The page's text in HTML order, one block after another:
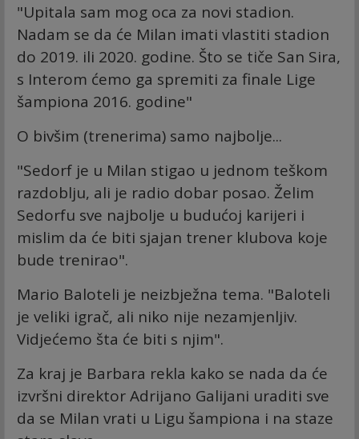
"Upitala sam mog oca za novi stadion.
Nadam se da će Milan imati vlastiti stadion
do 2019. ili 2020. godine. Što se tiče San Sira,
s Interom ćemo ga spremiti za finale Lige
šampiona 2016. godine"
O bivšim (trenerima) samo najbolje...
"Sedorf je u Milan stigao u jednom teškom
razdoblju, ali je radio dobar posao. Želim
Sedorfu sve najbolje u budućoj karijeri i
mislim da će biti sjajan trener klubova koje
bude trenirao".
Mario Baloteli je neizbježna tema. "Baloteli
je veliki igrač, ali niko nije nezamjenljiv.
Vidjećemo šta će biti s njim".
Za kraj je Barbara rekla kako se nada da će
izvršni direktor Adrijano Galijani uraditi sve
da se Milan vrati u Ligu šampiona i na staze